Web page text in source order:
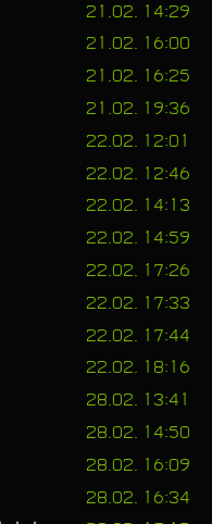
21.02. 14:29
21.02. 16:00
21.02. 16:25
21.02. 19:36
22.02. 12:01
22.02. 12:46
22.02. 14:13
22.02. 14:59
22.02. 17:26
22.02. 17:33
22.02. 17:44
22.02. 18:16
28.02. 13:41
28.02. 14:50
28.02. 16:09
28.02. 16:34